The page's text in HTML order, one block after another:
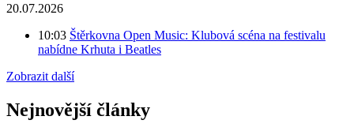
20.07.2026
10:03 Štěrkovna Open Music: Klubová scéna na festivalu
nabídne Krhuta i Beatles
Zobrazit další
Nejnovější články